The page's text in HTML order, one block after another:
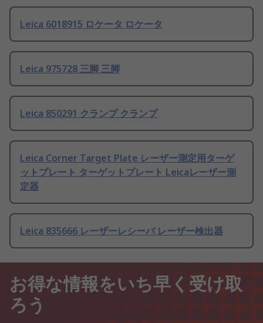
Leica 6018915 ロケータ ロケータ
Leica 975728 三脚 三脚
Leica 850291 クランプ クランプ
Leica Corner Target Plate レーザー測定用ターゲ
ットプレート ターゲットプレート Leicaレーザー測
定器
Leica 835666 レーザーレシーバ レーザー検出器
お得な情報をいち早く受け取
ろう